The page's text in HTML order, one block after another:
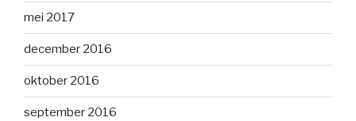
mei 2017
december 2016
oktober 2016
september 2016